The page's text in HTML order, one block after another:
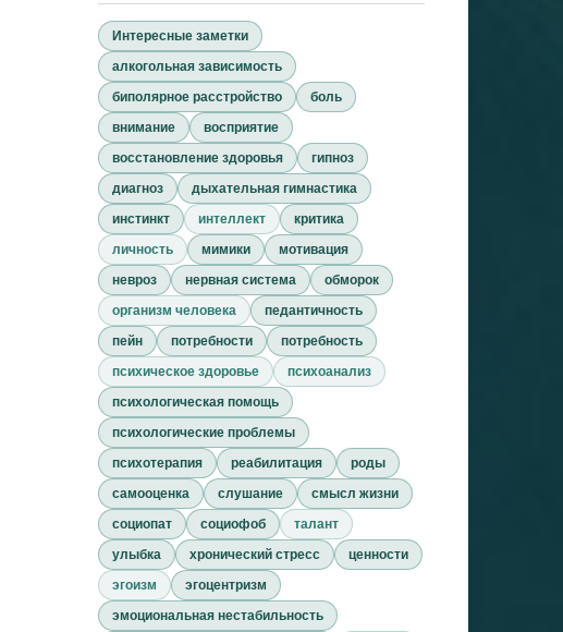
Интересные заметки
алкогольная зависимость
биполярное расстройство
боль
внимание
восприятие
восстановление здоровья
гипноз
диагноз
дыхательная гимнастика
инстинкт
интеллект
критика
личность
мимики
мотивация
невроз
нервная система
обморок
организм человека
педантичность
пейн
потребности
потребность
психическое здоровье
психоанализ
психологическая помощь
психологические проблемы
психотерапия
реабилитация
роды
самооценка
слушание
смысл жизни
социопат
социофоб
талант
улыбка
хронический стресс
ценности
эгоизм
эгоцентризм
эмоциональная нестабильность